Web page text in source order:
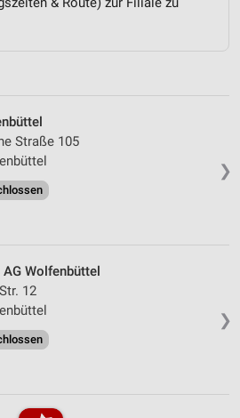
❯
Straße 105
❯
AG Wolfenbüttel
12